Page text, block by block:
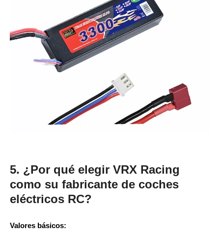
5. ¿Por qué elegir VRX Racing
como su fabricante de coches
eléctricos RC?
Valores básicos: